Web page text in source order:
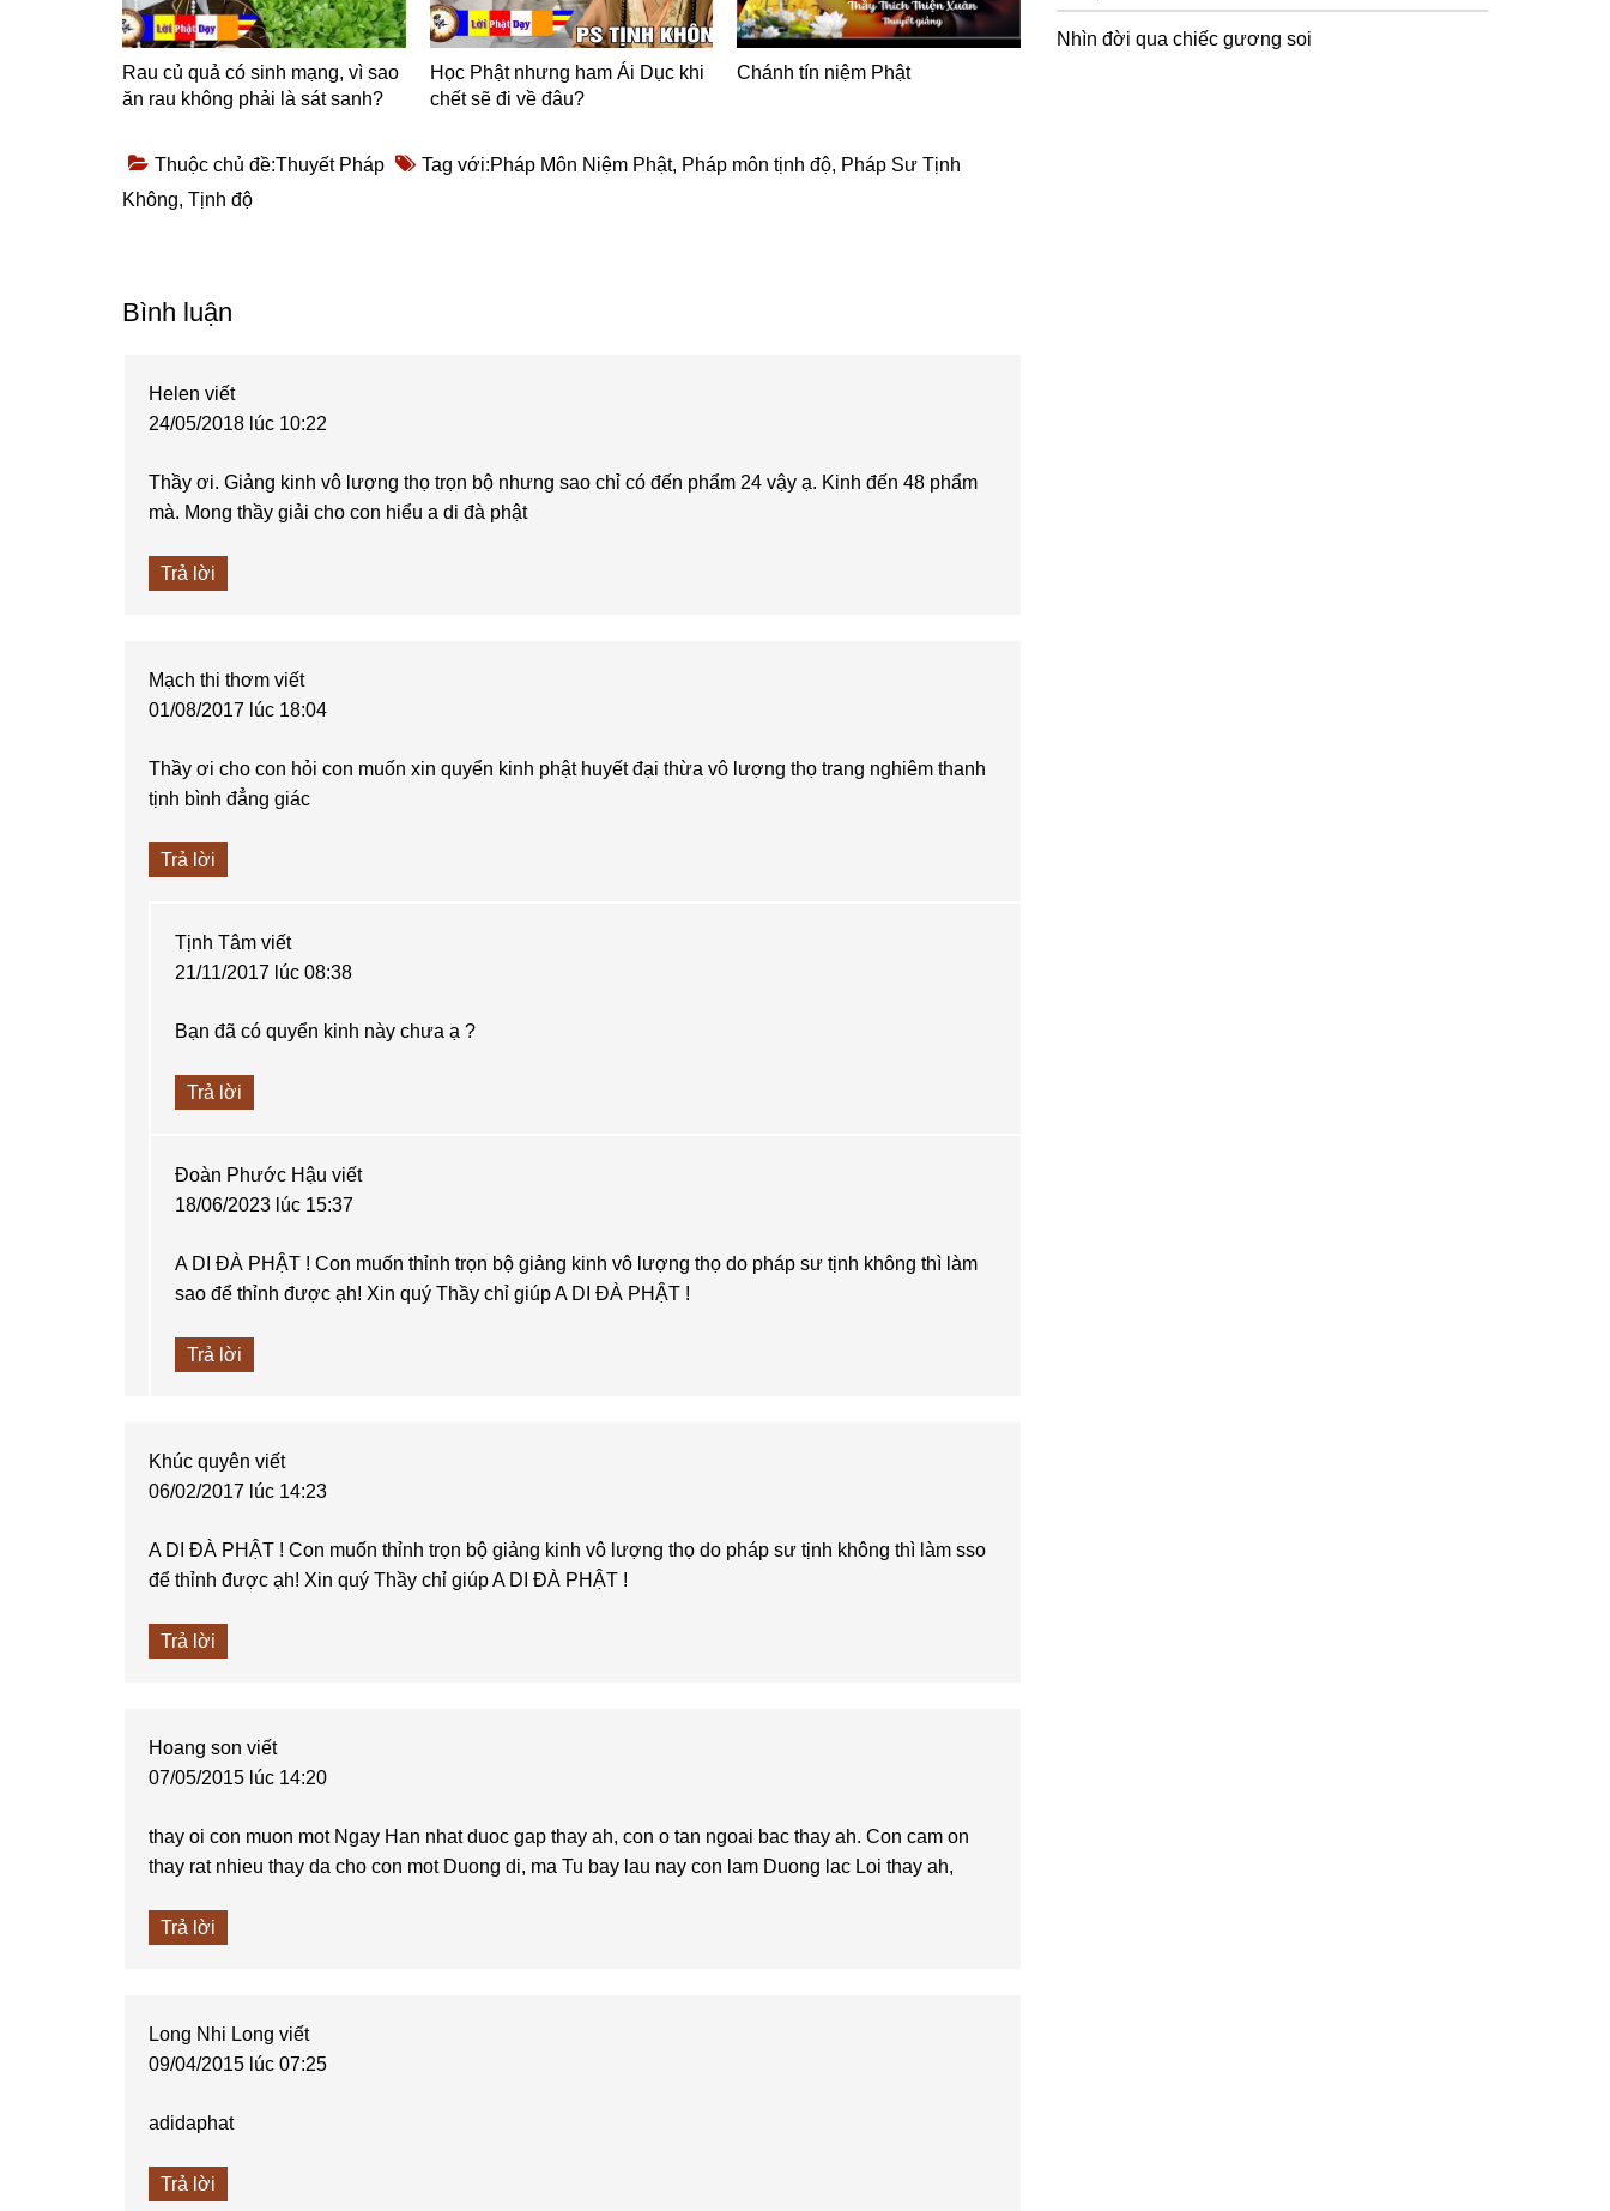
Rau củ quả có sinh mạng, vì sao
ăn rau không phải là sát sanh?
Học Phật nhưng ham Ái Dục khi
chết sẽ đi về đâu?
Chánh tín niệm Phật
Thuộc chủ đề:Thuyết Pháp Tag với:Pháp Môn Niệm Phật, Pháp môn tịnh độ, Pháp Sư Tịnh
Không, Tịnh độ
Reader
Bình luận
Helen viết
24/05/2018 lúc 10:22
Thầy ơi. Giảng kinh vô lượng thọ trọn bộ nhưng sao chỉ có đến phẩm 24 vậy ạ. Kinh đến 48 phẩm
mà. Mong thầy giải cho con hiểu a di đà phật
Trả lời
Mạch thi thơm viết
01/08/2017 lúc 18:04
Thầy ơi cho con hỏi con muốn xin quyển kinh phật huyết đại thừa vô lượng thọ trang nghiêm thanh
tịnh bình đẳng giác
Trả lời
Tịnh Tâm viết
21/11/2017 lúc 08:38
Bạn đã có quyển kinh này chưa ạ ?
Trả lời
Đoàn Phước Hậu viết
18/06/2023 lúc 15:37
A DI ĐÀ PHẬT ! Con muốn thỉnh trọn bộ giảng kinh vô lượng thọ do pháp sư tịnh không thì làm
sao để thỉnh được ạh! Xin quý Thầy chỉ giúp A DI ĐÀ PHẬT !
Trả lời
Khúc quyên viết
06/02/2017 lúc 14:23
A DI ĐÀ PHẬT ! Con muốn thỉnh trọn bộ giảng kinh vô lượng thọ do pháp sư tịnh không thì làm sso
để thỉnh được ạh! Xin quý Thầy chỉ giúp A DI ĐÀ PHẬT !
Trả lời
Hoang son viết
07/05/2015 lúc 14:20
thay oi con muon mot Ngay Han nhat duoc gap thay ah, con o tan ngoai bac thay ah. Con cam on
thay rat nhieu thay da cho con mot Duong di, ma Tu bay lau nay con lam Duong lac Loi thay ah,
Trả lời
Long Nhi Long viết
09/04/2015 lúc 07:25
adidaphat
Trả lời
Nhìn đời qua chiếc gương soi